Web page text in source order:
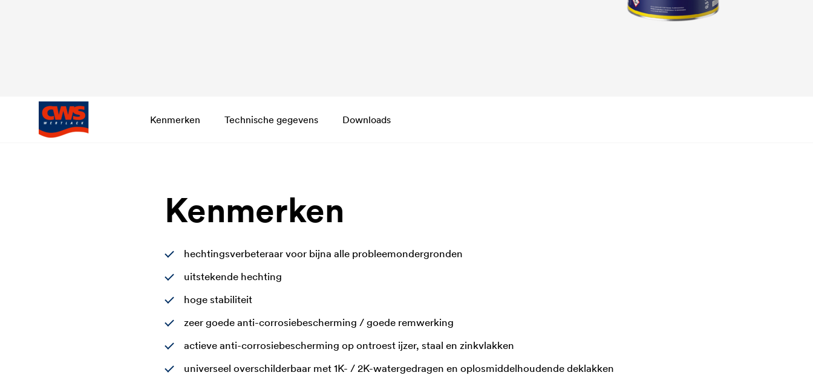
Kenmerken Technische gegevens Downloads
Kenmerken
hechtingsverbeteraar voor bijna alle probleemondergronden
uitstekende hechting
hoge stabiliteit
zeer goede anti-corrosiebescherming / goede remwerking
actieve anti-corrosiebescherming op ontroest ijzer, staal en zinkvlakken
universeel overschilderbaar met 1K- / 2K-watergedragen en oplosmiddelhoudende deklakken